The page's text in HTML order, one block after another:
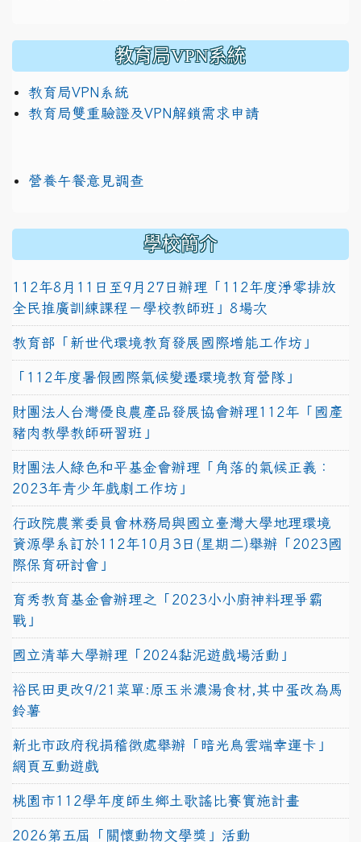
教育局VPN系統
教育局VPN系統
教育局雙重驗證及VPN解鎖需求申請
營養午餐意見調查
學校簡介
112年8月11日至9月27日辦理「112年度淨零排放
全民推廣訓練課程－學校教師班」8場次
教育部「新世代環境教育發展國際增能工作坊」
「112年度暑假國際氣候變遷環境教育營隊」
財團法人台灣優良農產品發展協會辦理112年「國產
豬肉教學教師研習班」
財團法人綠色和平基金會辦理「角落的氣候正義：
2023年青少年戲劇工作坊」
行政院農業委員會林務局與國立臺灣大學地理環境
資源學系訂於112年10月3日(星期二)舉辦「2023國
際保育研討會」
育秀教育基金會辦理之「2023小小廚神料理爭霸
戰」
國立清華大學辦理「2024黏泥遊戲場活動」
裕民田更改9/21菜單:原玉米濃湯食材,其中蛋改為馬
鈴薯
新北市政府稅捐稽徵處舉辦「暗光鳥雲端幸運卡」
網頁互動遊戲
桃園市112學年度師生鄉土歌謠比賽實施計畫
2026第五屆「關懷動物文學獎」活動